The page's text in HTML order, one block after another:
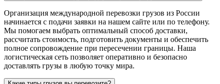
Организация международной перевозки грузов из России
начинается с подачи заявки на нашем сайте или по телефону.
Мы помогаем выбрать оптимальный способ доставки,
рассчитать стоимость, подготовить документы и обеспечить
полное сопровождение при пересечении границы. Наша
логистическая сеть позволяет оперативно и безопасно
доставлять грузы в любую точку мира.